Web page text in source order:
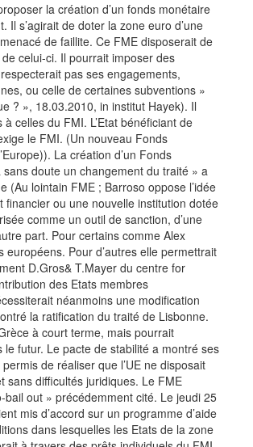
la création d’un fonds monétaire
s’agirait de doter la zone euro d’une
de faillite. Ce FME disposerait de
celui-ci. Il pourrait imposer des
pas ses engagements,
ou celle de certaines subventions »
? », 18.03.2010, in institut Hayek). Il
celles du FMI. L’Etat bénéficiant de
le FMI. (Un nouveau Fonds
La création d’un Fonds
doute un changement du traité » a
lointain FME ; Barroso oppose l’idée
financier ou une nouvelle institution dotée
comme un outil de sanction, d’une
part. Pour certains comme Alex
européens. Pour d’autres elle permettrait
D.Gros& T.Mayer du centre for
des Etats membres
néanmoins une modification
la ratification du traité de Lisbonne.
à court terme, mais pourrait
futur. Le pacte de stabilité a montré ses
de réaliser que l’UE ne disposait
sans difficultés juridiques. Le FME
out » précédemment cité. Le jeudi 25
mis d’accord sur un programme d’aide
dans lesquelles les Etats de la zone